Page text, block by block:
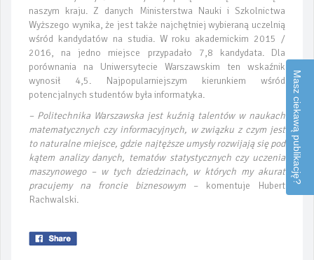
naszym kraju. Z danych Ministerstwa Nauki i Szkolnictwa
Wyższego wynika, że jest także najchętniej wybieraną uczelnią
wśród kandydatów na studia. W roku akademickim 2015 /
2016, na jedno miejsce przypadało 7,8 kandydata. Dla
porównania na Uniwersytecie Warszawskim ten wskaźnik
wynosił 4,5. Najpopularniejszym kierunkiem wśród
potencjalnych studentów była informatyka.
– Politechnika Warszawska jest kuźnią talentów w naukach
matematycznych czy informacyjnych, w związku z czym jest
to naturalne miejsce, gdzie najtęższe umysły rozwijają się pod
kątem analizy danych, tematów statystycznych czy uczenia
maszynowego – w tych dziedzinach, w których my akurat
pracujemy na froncie biznesowym – komentuje Hubert
Rachwalski.
Masz ciekawą publikację?